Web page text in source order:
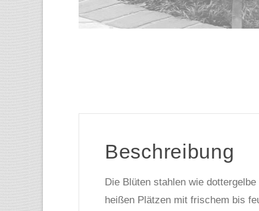
Beschreibung
Die Blüten stahlen wie
heißen Plätzen mit frischem bis